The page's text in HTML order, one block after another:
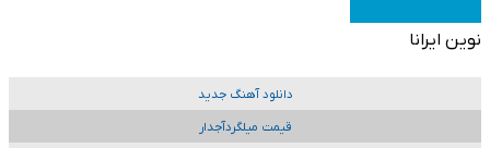
نوین ایرانا
دانلود آهنگ جدید
قیمت میلگردآجدار